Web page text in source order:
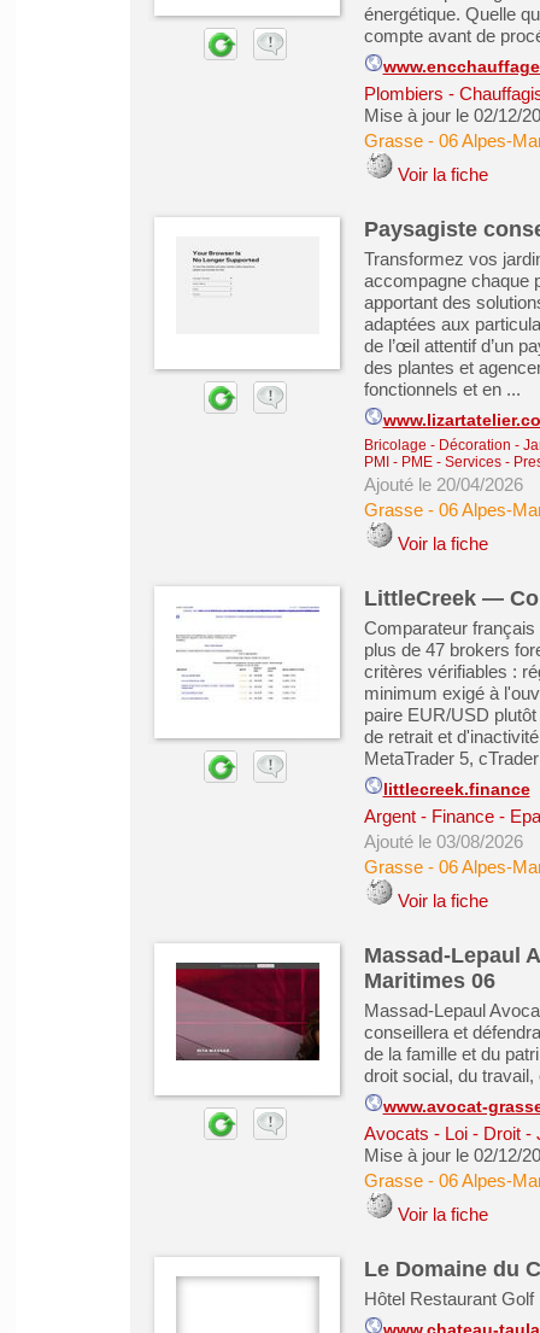
énergétique. Quelle
compte avant de
Plombiers -
Mise à jour le 02/12/
Grasse- 06 Alpes-
Voir la fiche
Paysagiste
Transformez vos
accompagne chaque
apportant des
adaptées aux
de l’œil attentif d’un
des plantes et
fonctionnels et en ...
Bricolage - Décoration -
PMI - PME- Services -
Ajouté le 20/04/2026
Grasse- 06 Alpes-
Voir la fiche
LittleCreek —
Comparateur
plus de 47 brokers
critères vérifiables :
minimum exigé à
paire EUR/USD
de retrait et
MetaTrader 5,
littlecreek.finance
Argent - Finance -
Ajouté le 03/08/2026
Grasse- 06 Alpes-
Voir la fiche
Massad-Lepaul
Maritimes 06
Massad-Lepaul
conseillera et
de la famille et du
droit social, du
www.avocat-
Avocats - Loi - Droit -
Mise à jour le 02/12/
Grasse- 06 Alpes-
Voir la fiche
Le Domaine du
Hôtel Restaurant Golf